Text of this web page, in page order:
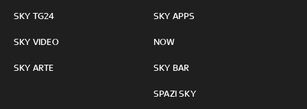
SKY TG24
SKY VIDEO
SKY ARTE
SKY APPS
NOW
SKY BAR
SPAZI SKY